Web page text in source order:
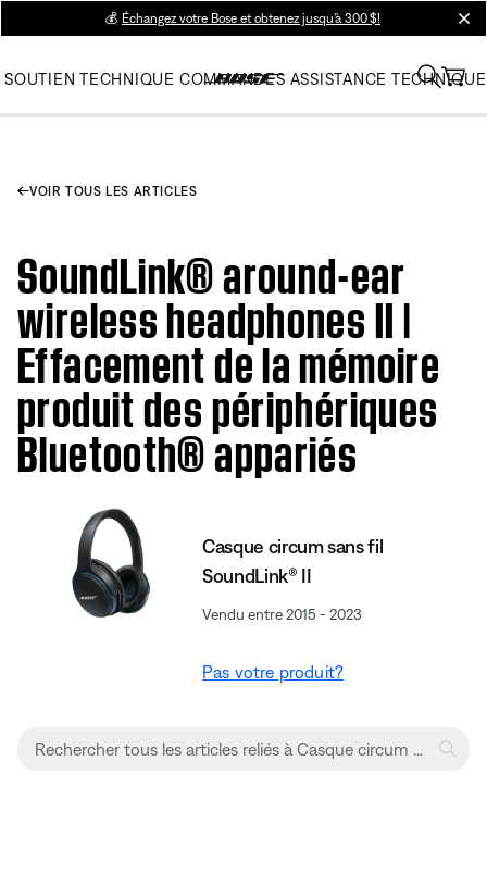
💰 Échangez votre Bose et obtenez jusqu’à 300 $!
SOUTIEN TECHNIQUE COMMANDES ASSISTANCE TECHNIQUE
VOIR TOUS LES ARTICLES
SoundLink® around-ear
wireless headphones II |
Effacement de la mémoire
produit des périphériques
Bluetooth® appariés
Casque circum sans fil
SoundLink® II
Vendu entre 2015 - 2023
Pas votre produit?